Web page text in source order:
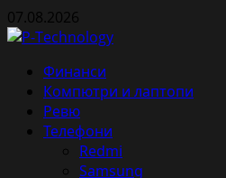
Skip
to
07.08.2026
Primary
Menu
Финанси
Компютри и лаптопи
Ревю
Телефони
Redmi
Samsung